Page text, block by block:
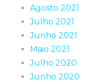
Agosto 2021
Julho 2021
Junho 2021
Maio 2021
Julho 2020
Junho 2020